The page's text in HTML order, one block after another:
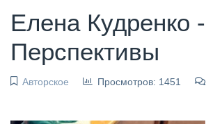
Елена Кудренко -
Перспективы
Авторское Просмотров: 1451